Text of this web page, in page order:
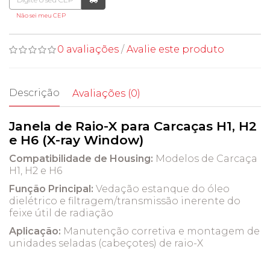
Não sei meu CEP
0 avaliações / Avalie este produto
Descrição Avaliações (0)
Janela de Raio-X para Carcaças H1, H2
e H6 (X-ray Window)
Compatibilidade de Housing: Modelos de Carcaça
H1, H2 e H6
Função Principal: Vedação estanque do óleo
dielétrico e filtragem/transmissão inerente do
feixe útil de radiação
Aplicação: Manutenção corretiva e montagem de
unidades seladas (cabeçotes) de raio-X